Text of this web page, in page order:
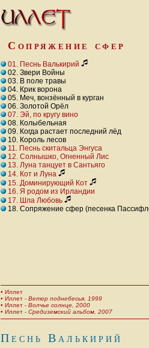
Сопряжение сфер
01. Песнь Валькирий
02. Звери Войны
03. В поле травы
04. Крик ворона
05. Меч, вонзённый в курган
06. Золотой Орёл
07. Эй, по кругу вино
08. Колыбельная
09. Когда растает последний лёд
10. Король лесов
11. Песнь скитальца Энгуса
12. Солнышко, Огненный Лис
13. Луна танцует в Сантьяго
14. Кот и Луна
15. Доминирующий Кот
16. Я родом из Ирландии
17. Шла Любовь
18. Сопряжение сфер (песенка
• Иллет
• Иллет - Ветер поднебесья, 1999
• Иллет - Волчье солнце, 2000
• Иллет - Средиземский альбом, 2007
Песнь Валькирий